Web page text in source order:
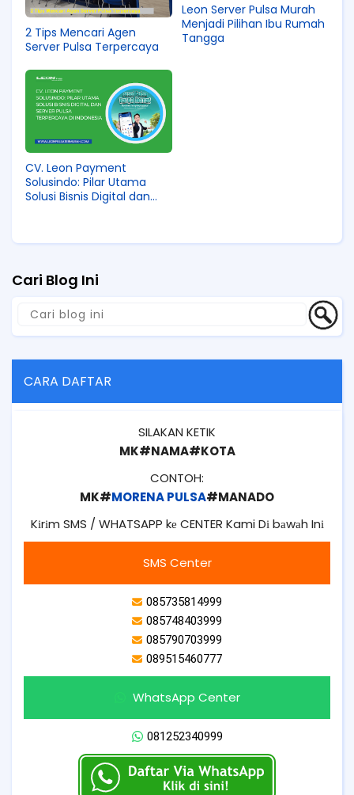
2 Tips Mencari Agen
Server Pulsa Terpercaya
Leon Server Pulsa Murah
Menjadi Pilihan Ibu Rumah
Tangga
CV. Leon Payment
Solusindo: Pilar Utama
Solusi Bisnis Digital dan
Cari Blog Ini
CARA DAFTAR
SILAKAN KETIK
MK#NAMA#KOTA
CONTOH:
MK#MORENA PULSA#MANADO
Kіrіm SMS / WHATSAPP kе CENTER Kami Dі bаwаh Inі
SMS Center
085735814999
085748403999
085790703999
089515460777
WhatsApp Center
081252340999